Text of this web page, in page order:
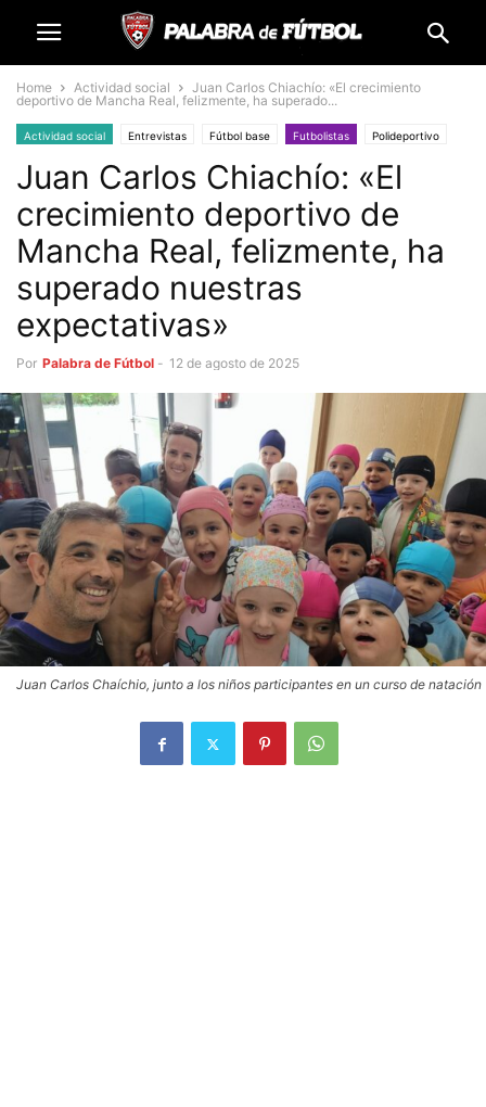
Home Actividad social
Juan Carlos Chiachío: «El crecimiento
deportivo de Mancha Real, felizmente, ha superado...
Actividad social Entrevistas Fútbol base Futbolistas Polideportivo
Juan Carlos Chiachío: «El
crecimiento deportivo de
Mancha Real, felizmente, ha
superado nuestras
expectativas»
Por Palabra de Fútbol - 12 de agosto de 2025
Juan Carlos Chaíchio, junto a los niños participantes en un curso de natación